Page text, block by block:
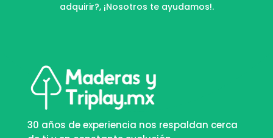
adquirir?, ¡Nosotros te ayudamos!.
30 años de experiencia nos respaldan cerca